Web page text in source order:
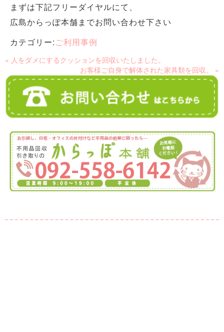
まずは下記フリーダイヤルにて、
広島からっぽ本舗までお問い合わせ下さい
カテゴリー:ご利用事例
« 人をダメにするクッションを回収いたしました。
お客様ご自身で解体された家具類を回収。 »